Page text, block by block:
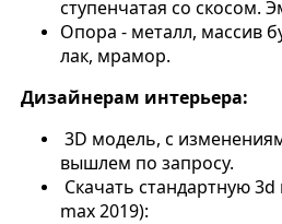
ступенчатая со скосом.
Опора - металл, массив
лак, мрамор.
Дизайнерам интерьера:
3D модель, с
вышлем по запросу.
Скачать стандартную
max 2019):